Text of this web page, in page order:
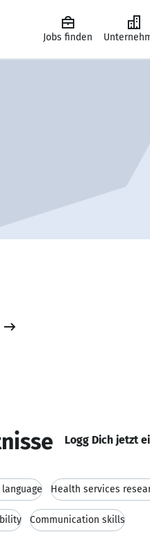
Jobs finden
Logg Dich jetzt
Health services
Communication skills